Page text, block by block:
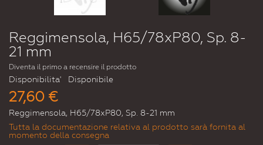
Reggimensola, H65/78xP80, Sp. 8-
21 mm
Diventa il primo a recensire il prodotto
Disponibilita' Disponibile
27,60 €
Reggimensola, H65/78xP80, Sp. 8-21 mm
Tutta la documentazione relativa al prodotto sarà fornita al
momento della consegna